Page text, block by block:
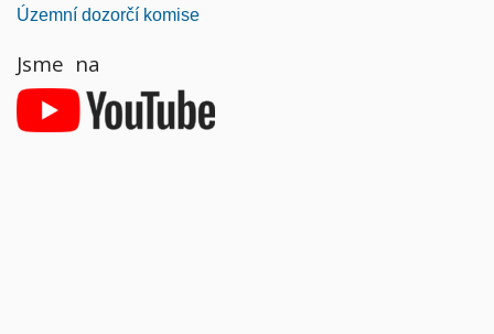
Územní dozorčí komise
Jsme na